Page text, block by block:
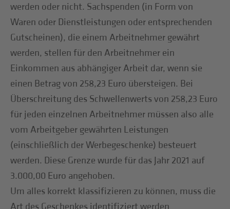
werden oder nicht. Sachspenden (in Form von
Waren oder Dienstleistungen oder entsprechenden
Gutscheinen), die einem Arbeitnehmer gewährt
werden, stellen für den Arbeitnehmer ein
Einkommen aus abhängiger Arbeit dar, wenn sie
einen Betrag von 258,23 Euro übersteigen. Bei
Überschreitung des Schwellenwerts von 258,23 Euro
für jeden einzelnen Arbeitnehmer müssen also alle
vom Arbeitgeber gewährten Leistungen
(einschließlich der Werbegeschenke) besteuert
werden. Diese Grenze wurde für das Jahr 2021 auf
3.000,00 Euro angehoben.
Um alles korrekt klassifizieren zu können, muss die
Art des Geschenkes identifiziert werden